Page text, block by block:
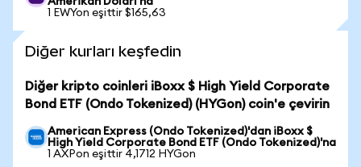
1 EWYon eşittir $165,63
Diğer kurları keşfedin
Diğer kripto coinleri iBoxx $ High Yield Corporate
Bond ETF (Ondo Tokenized) (HYGon) coin'e çevirin
American Express (Ondo Tokenized)'dan iBoxx $
High Yield Corporate Bond ETF (Ondo Tokenized)'na
1 AXPon eşittir 4,1712 HYGon